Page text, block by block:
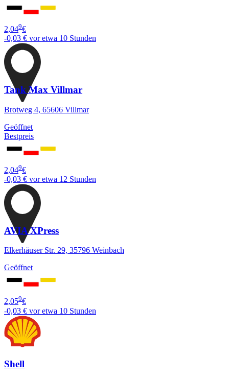
2,049€
-0,03 € vor etwa 10 Stunden
Tank Max Villmar
Brotweg 4, 65606 Villmar
Geöffnet
Bestpreis
2,049€
-0,03 € vor etwa 12 Stunden
AVIA XPress
Elkerhäuser Str. 29, 35796 Weinbach
Geöffnet
2,059€
-0,03 € vor etwa 10 Stunden
Shell